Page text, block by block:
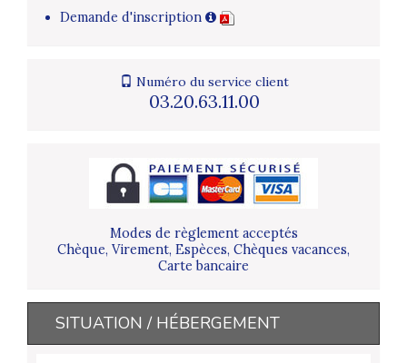
Demande d'inscription
Numéro du service client
03.20.63.11.00
Modes de règlement acceptés
Chèque, Virement, Espèces, Chèques vacances,
Carte bancaire
SITUATION / HÉBERGEMENT